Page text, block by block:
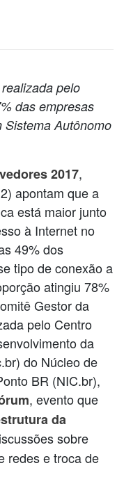
pelo
das empresas
Sistema Autônomo
2017,
apontam que a
está maior junto
à Internet no
49% dos
tipo de conexão a
atingiu 78%
Gestor da
pelo Centro
da
do Núcleo de
BR (NIC.br),
, evento que
da
sobre
redes e troca de